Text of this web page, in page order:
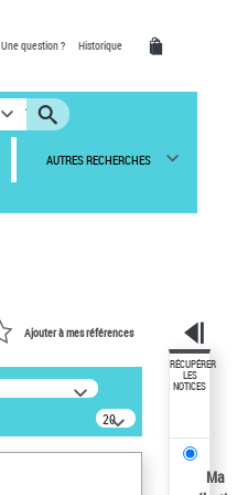
Une question ? Historique
AUTRES RECHERCHES
Ajouter à mes références
20
résultats/page
RÉCUPÉRER
LES
NOTICES
Ma